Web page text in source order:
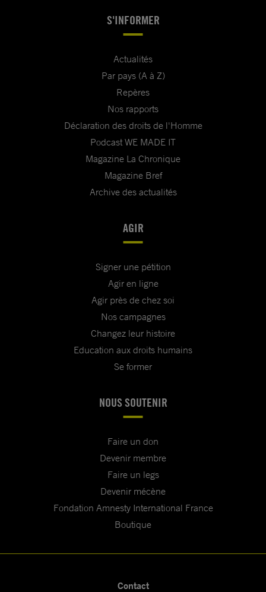
S'INFORMER
Actualités
Par pays (A à Z)
Repères
Nos rapports
Déclaration des droits de l'Homme
Podcast WE MADE IT
Magazine La Chronique
Magazine Bref
Archive des actualités
AGIR
Signer une pétition
Agir en ligne
Agir près de chez soi
Nos campagnes
Changez leur histoire
Education aux droits humains
Se former
NOUS SOUTENIR
Faire un don
Devenir membre
Faire un legs
Devenir mécène
Fondation Amnesty International France
Boutique
Contact